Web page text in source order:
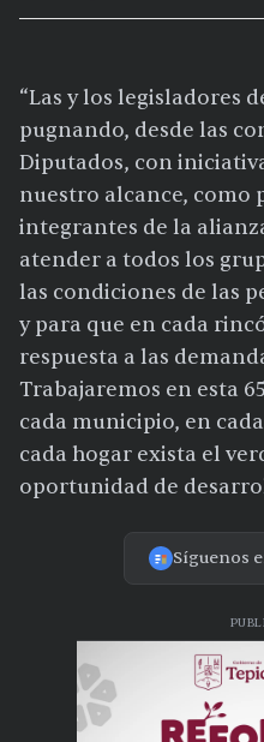
“Las y los legisladores
pugnando, desde las
Diputados, con
nuestro alcance, como
integrantes de la
atender a todos los
las condiciones de las
y para que en cada
respuesta a las
Trabajaremos en esta
cada municipio, en
cada hogar exista el
oportunidad de
Síguenos